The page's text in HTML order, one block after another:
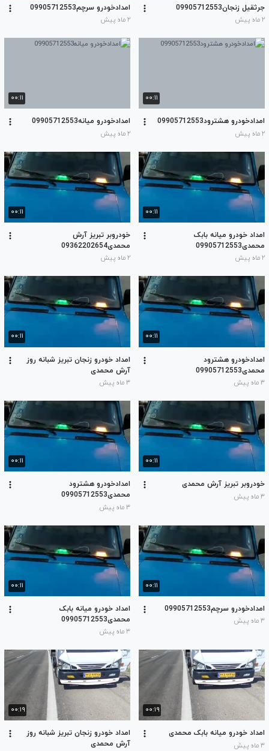
جرثقیل زنجان09905712553
۲ ماه پیش
امدادخودرو سرچم09905712553
۲ ماه پیش
۰۰:۱۱
امدادخودرو هشترود09905712553
۲ ماه پیش
۰۰:۱۱
امدادخودرو میانه09905712553
۲ ماه پیش
۰۰:۱۱
امداد خودرو میانه بابک
محمدی09905712553
۲ ماه پیش
۰۰:۱۱
خودروبر تبریز آرش
محمدی09362202654
۲ ماه پیش
۰۰:۱۱
امدادخودرو هشترود
محمدی09905712553
۳ ماه پیش
۰۰:۱۱
امداد خودرو زنجان تبریز شبانه روز
آرش محمدی
۳ ماه پیش
۰۰:۱۱
خودروبر تبریز آرش محمدی
۳ ماه پیش
۰۰:۱۱
امدادخودرو هشترود
محمدی09905712553
۳ ماه پیش
۰۰:۱۱
امدادخودرو سرچم09905712553
۳ ماه پیش
۰۰:۱۱
امداد خودرو میانه بابک
محمدی09905712553
۳ ماه پیش
۰۰:۱۹
امداد خودرو میانه بابک محمدی
۳ ماه پیش
۰۰:۱۹
امداد خودرو زنجان تبریز شبانه روز
آرش محمدی